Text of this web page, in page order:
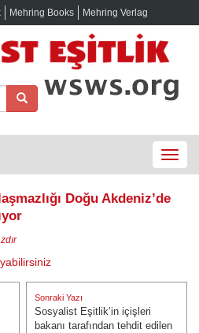
Mehring Books Mehring Verlag
Toggle
Doğu Akdeniz’de
Sonraki Yazı
Sonraki Yazı:
Sosyalist Eşitlik’in içişleri
bakanı tarafından tehdit edilen